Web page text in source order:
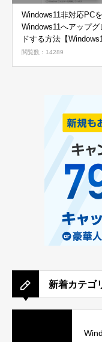
Windows11非対応PCを
Windows11へアップグ
ドする方法【
ら11へ】
閲覧数：14289
新着カテゴ